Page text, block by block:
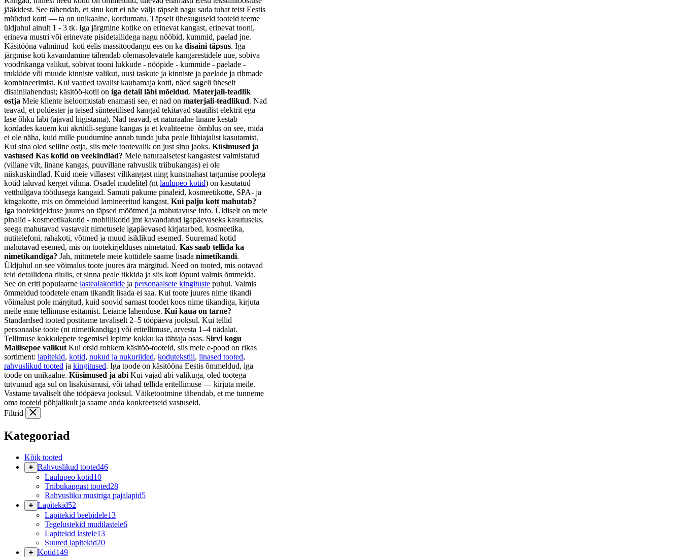
jääkidest. See tähendab, et sinu kott ei näe välja täpselt nagu sada tuhat teist Eestis
müüdud kotti — ta on unikaalne, kordumatu. Täpselt ühesuguseid tooteid teeme
üldjuhul ainult 1 - 3 tk. Iga järgmine kotike on erinevat kangast, erinevat tooni,
erineva mustri või erinevate pisidetailidega nagu nööbid, kummid, paelad jne.
Käsitööna valminud koti eelis massitoodangu ees on ka disaini täpsus. Iga
järgmise koti kavandamine tähendab olemasolevatele kangarestidele uue, sobiva
voodrikanga valikut, sobivat tooni lukkude - nööpide - kummide - paelade -
trukkide või muude kinniste valikut, uusi taskute ja kinniste ja paelade ja rihmade
kombineerimist. Kui vaatled tavalist kaubamaja kotti, näed sageli üheselt
disainilahendust; käsitöö-kotil on iga detail läbi mõeldud. Materjali-teadlik
ostja Meie kliente iseloomustab enamasti see, et nad on materjali-teadlikud. Nad
teavad, et polüester ja teised sünteetilised kangad tekitavad staatilist elektrit ega
lase õhku läbi (ajavad higistama). Nad teavad, et naturaalne linane kestab
kordades kauem kui akrüüli-segune kangas ja et kvaliteetne õmblus on see, mida
ei ole näha, kuid mille puudumine annab tunda juba peale lühiajalist kasutamist.
Kui sina oled selline ostja, siis meie tootevalik on just sinu jaoks. Küsimused ja
vastused Kas kotid on veekindlad? Meie naturaalsetest kangastest valmistatud
(villane vilt, linane kangas, puuvillane rahvuslik triibukangas) ei ole
niiskuskindlad. Kuid meie villasest viltkangast ning kunstnahast tagumise poolega
kotid taluvad kerget vihma. Osadel mudelitel (nt laulupeo kotid) on kasutatud
vetthülgava töötlusega kangaid. Samuti pakume pinaleid, kosmeetikotte, SPA- ja
kingakotte, mis on õmmeldud lamineeritud kangast. Kui palju kott mahutab?
Iga tootekirjelduse juures on täpsed mõõtmed ja mahutavuse info. Üldiselt on meie
pinalid - kosmeetikakotid - mobiilikotid jmt kavandatud igapäevaseks kasutuseks,
seega mahutavad vastavalt nimetusele igapäevased kirjatarbed, kosmeetika,
nutitelefoni, rahakoti, võtmed ja muud isiklikud esemed. Suuremad kotid
mahutavad esemed, mis on tootekirjelduses nimetatud. Kas saab tellida ka
nimetikandiga? Jah, mitmetele meie kottidele saame lisada nimetikandi.
Üldjuhul on see võimalus toote juures ära märgitud. Need on tooted, mis ootavad
teid detailidena riiulis, et sinna peale tikkida ja siis kott lõpuni valmis õmmelda.
See on eriti populaarne lasteaiakottide ja personaalsete kingituste puhul. Valmis
õmmeldud toodetele enam tikandit lisada ei saa. Kui toote juures nime tikandi
võimalust pole märgitud, kuid soovid sarnast toodet koos nime tikandiga, kirjuta
meile enne tellimuse esitamist. Leiame lahenduse. Kui kaua on tarne?
Standardsed tooted postitame tavaliselt 2–5 tööpäeva jooksul. Kui tellid
personaalse toote (nt nimetikandiga) või eritellimuse, arvesta 1–4 nädalat.
Tellimuse kokkulepete tegemisel lepime kokku ka tähtaja osas. Sirvi kogu
Mailisepoe valikut Kui otsid rohkem käsitöö-tooteid, siis meie e-pood on rikas
sortiment: lapitekid, kotid, nukud ja nukuriided, kodutekstiil, linased tooted,
rahvuslikud tooted ja kingitused. Iga toode on käsitööna Eestis õmmeldud, iga
toode on unikaalne. Küsimused ja abi Kui vajad abi valikuga, oled tootega
tutvunud aga sul on lisaküsimusi, või tahad tellida eritellimuse — kirjuta meile.
Vastame tavaliselt ühe tööpäeva jooksul. Väiketootmine tähendab, et me tunneme
oma tooteid põhjalikult ja saame anda konkreetseid vastuseid.
Filtrid
Kategooriad
Kõik tooted
Rahvuslikud tooted46
Laulupeo kotid10
Triibukangast tooted28
Rahvusliku mustriga pajalapid5
Lapitekid52
Lapitekid beebidele13
Tegelustekid mudilastele6
Lapitekid lastele13
Suured lapitekid20
Kotid149